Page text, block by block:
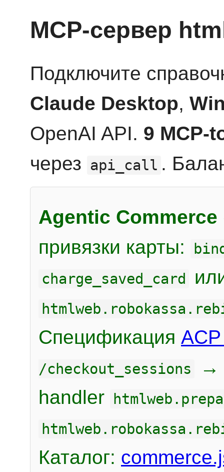
MCP-сервер
Подключите
Claude Desktop,
OpenAI API. 9 MCP-
через api_call .
Agentic Commerce
привязки карты:
charge_saved_card
Спецификация
/checkout_sessions
handler
Каталог: